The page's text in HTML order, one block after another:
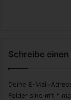
Schreibe
Deine E-Mail-
Felder sind mit *